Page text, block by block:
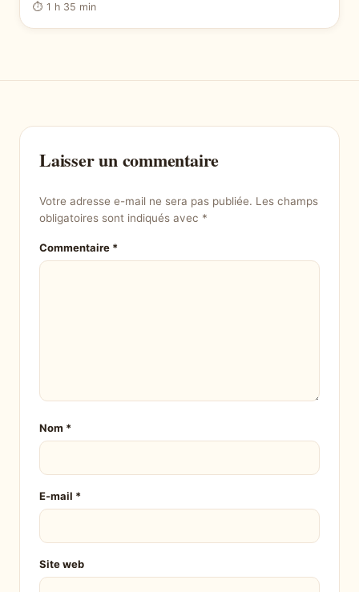
⏱ 1 h 35 min
Laisser un commentaire
Votre adresse e-mail ne sera pas publiée. Les champs
obligatoires sont indiqués avec *
Commentaire *
Nom *
E-mail *
Site web